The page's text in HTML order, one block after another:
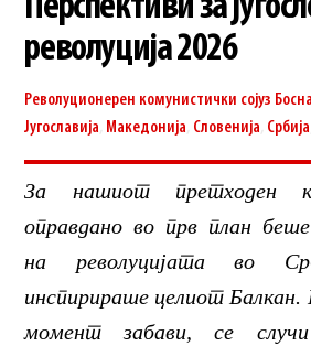
Перспективи за
револуција 2026
Револуционерен комунистички сојуз
Југославија Македонија Словенија Србија
За нашиот претходен
оправдано во прв план
на револуцијата во
инспирираше целиот Балкан.
момент забави, се